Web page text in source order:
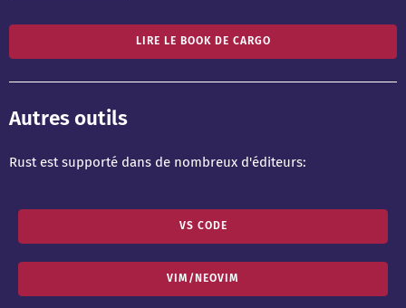
LIRE LE BOOK DE CARGO
Autres outils
Rust est supporté dans de nombreux d'éditeurs:
VS CODE
VIM/NEOVIM